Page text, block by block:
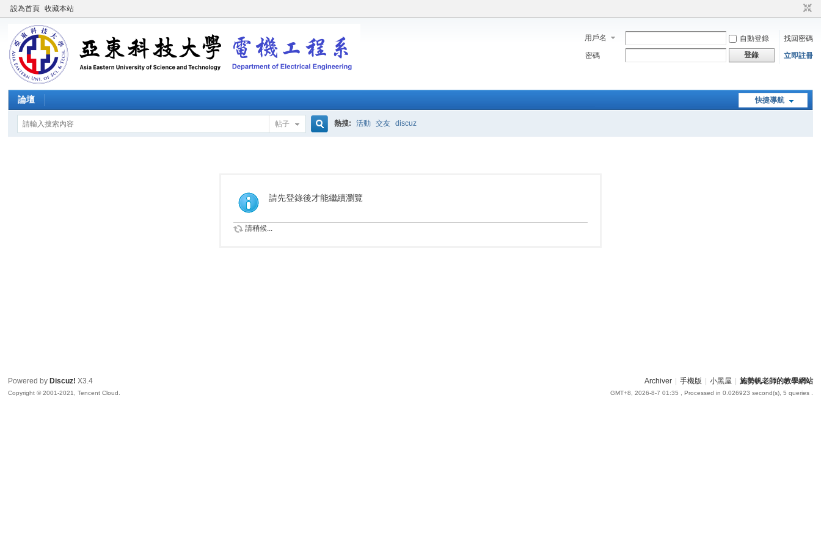
設為首頁 收藏本站
用戶名 自動登錄
找回密碼
密碼
登錄 立即註冊
快捷導航
論壇
帖子
索
熱搜: 活動 交友 discuz
請先登錄後才能繼續瀏覽
請稍候...
Archiver 手機版 小黑屋 施勢帆老師的教學網站
GMT+8, 2026-8-7 01:35 , Processed in 0.026923 second(s), 5 queries .
Powered by Discuz! X3.4
Copyright © 2001-2021, Tencent Cloud.